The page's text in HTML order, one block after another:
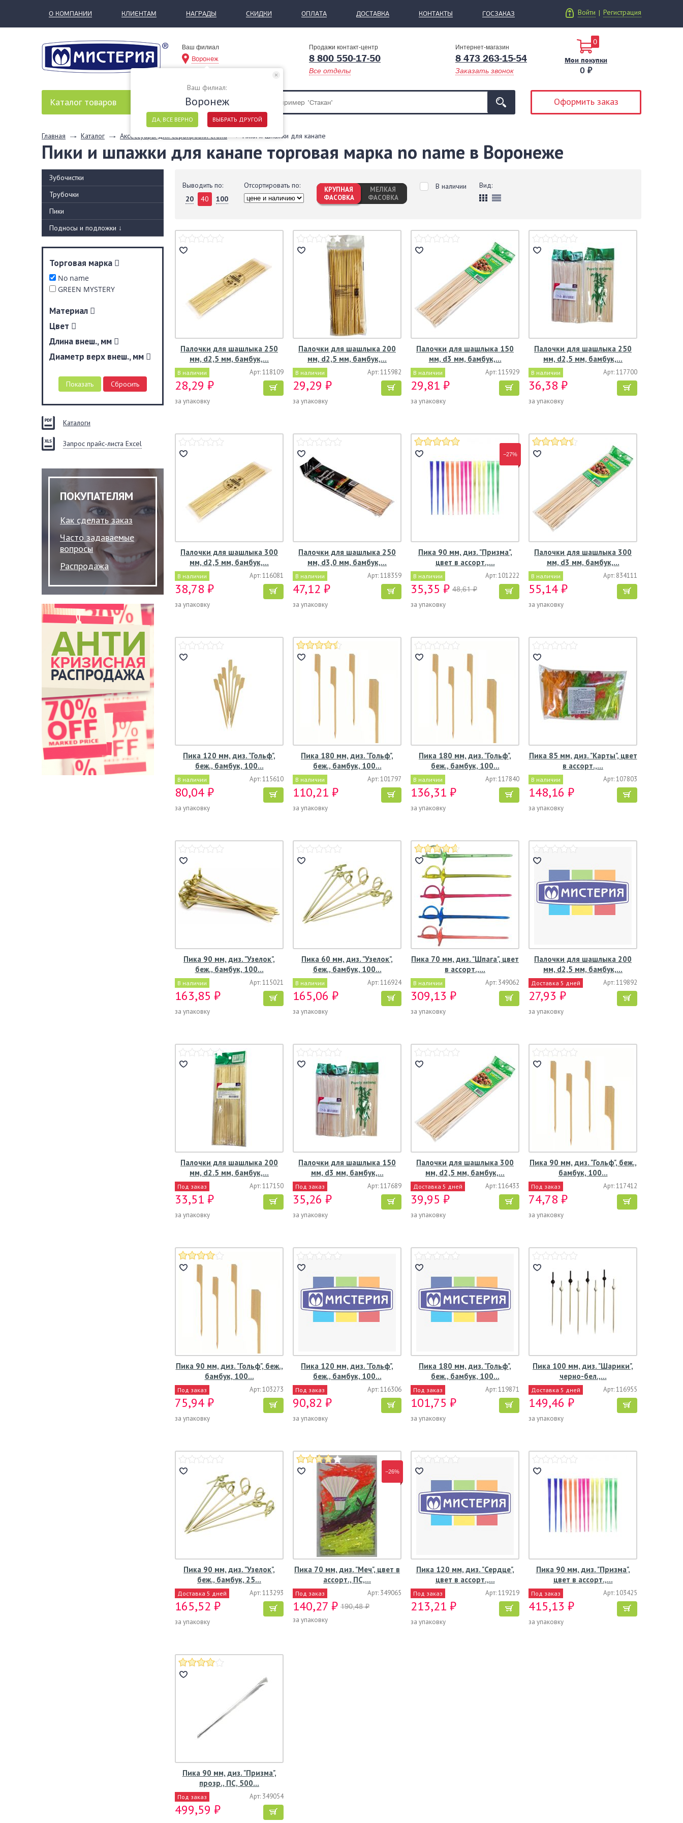
О КОМПАНИИ КЛИЕНТАМ НАГРАДЫ СКИДКИ ОПЛАТА ДОСТАВКА КОНТАКТЫ ГОСЗАКАЗ Войти | Регистрация
Ваш филиал
Воронеж
Продажи контакт-центр
8 800 550-17-50
Все отделы
Ваш филиал:
Воронеж
ДА, ВСЕ ВЕРНО ВЫБРАТЬ ДРУГОЙ
Интернет-магазин
8 473 263-15-54
Заказать звонок
0
Мои покупки
0 ₽
Каталог товаров Оформить заказ
Главная Каталог Аксессуары для сервировки стола Пики и шпажки для канапе
Пики и шпажки для канапе торговая марка no name в Воронеже
Зубочистки
Трубочки
Пики
Подносы и подложки ↓
Торговая марка
No name
GREEN MYSTERY
Материал
Цвет
Длина внеш., мм
Диаметр верх внеш., мм
Каталоги
Запрос прайс-листа Excel
ПОКУПАТЕЛЯМ
Как сделать заказ
Часто задаваемые
вопросы
Распродажа
Выводить по:
20
40 100
Отсортировать по:
КРУПНАЯ
ФАСОВКА
МЕЛКАЯ
ФАСОВКА
В наличии Вид:
Палочки для шашлыка 250
мм, d2,5 мм, бамбук,…
В наличии Арт: 118109
28,29 ₽
за упаковку
Палочки для шашлыка 200
мм, d2,5 мм, бамбук,…
В наличии Арт: 115982
29,29 ₽
за упаковку
Палочки для шашлыка 150
мм, d3 мм, бамбук,…
В наличии Арт: 115929
29,81 ₽
за упаковку
Палочки для шашлыка 250
мм, d2,5 мм, бамбук,…
В наличии Арт: 117700
36,38 ₽
за упаковку
Палочки для шашлыка 300
мм, d2,5 мм, бамбук,…
В наличии Арт: 116081
38,78 ₽
за упаковку
Палочки для шашлыка 250
мм, d3,0 мм, бамбук,…
В наличии Арт: 118359
47,12 ₽
за упаковку
−27%
Пика 90 мм, диз. "Призма",
цвет в ассорт.,…
В наличии Арт: 101222
35,35 ₽ 48,61 ₽
за упаковку
Палочки для шашлыка 300
мм, d3 мм, бамбук,…
В наличии Арт: 834111
55,14 ₽
за упаковку
Пика 120 мм, диз. "Гольф",
беж., бамбук, 100…
В наличии Арт: 115610
80,04 ₽
за упаковку
Пика 180 мм, диз. "Гольф",
беж., бамбук, 100…
В наличии Арт: 101797
110,21 ₽
за упаковку
Пика 180 мм, диз. "Гольф",
беж., бамбук, 100…
В наличии Арт: 117840
136,31 ₽
за упаковку
Пика 85 мм, диз. "Карты", цвет
в ассорт.,…
В наличии Арт: 107803
148,16 ₽
за упаковку
Пика 90 мм, диз. "Узелок",
беж., бамбук, 100…
В наличии Арт: 115021
163,85 ₽
за упаковку
Пика 60 мм, диз. "Узелок",
беж., бамбук, 100…
В наличии Арт: 116924
165,06 ₽
за упаковку
Пика 70 мм, диз. "Шпага", цвет
в ассорт.,…
В наличии Арт: 349062
309,13 ₽
за упаковку
Палочки для шашлыка 200
мм, d2,5 мм, бамбук,…
Доставка 5 дней Арт: 119892
27,93 ₽
за упаковку
Палочки для шашлыка 200
мм, d2.5 мм, бамбук,…
Под заказ Арт: 117150
33,51 ₽
за упаковку
Палочки для шашлыка 150
мм, d3 мм, бамбук,…
Под заказ Арт: 117689
35,26 ₽
за упаковку
Палочки для шашлыка 300
мм, d2,5 мм, бамбук,…
Доставка 5 дней Арт: 116433
39,95 ₽
за упаковку
Пика 90 мм, диз. "Гольф", беж.,
бамбук, 100…
Под заказ Арт: 117412
74,78 ₽
за упаковку
Пика 90 мм, диз. "Гольф", беж.,
бамбук, 100…
Под заказ Арт: 103273
75,94 ₽
за упаковку
Пика 120 мм, диз. "Гольф",
беж., бамбук, 100…
Под заказ Арт: 116306
90,82 ₽
за упаковку
Пика 180 мм, диз. "Гольф",
беж., бамбук, 100…
Под заказ Арт: 119871
101,75 ₽
за упаковку
Пика 100 мм, диз. "Шарики",
черно-бел.,…
Доставка 5 дней Арт: 116955
149,46 ₽
за упаковку
Пика 90 мм, диз. "Узелок",
беж., бамбук, 25…
Доставка 5 дней Арт: 113293
165,52 ₽
за упаковку
−26%
Пика 70 мм, диз. "Меч", цвет в
ассорт., ПС,…
Под заказ Арт: 349065
140,27 ₽ 190,48 ₽
за упаковку
Пика 120 мм, диз. "Сердце",
цвет в ассорт.,…
Под заказ Арт: 119219
213,21 ₽
за упаковку
Пика 90 мм, диз. "Призма",
цвет в ассорт.,…
Под заказ Арт: 103425
415,13 ₽
за упаковку
Пика 90 мм, диз. "Призма",
прозр., ПС, 500…
Под заказ Арт: 349054
499,59 ₽